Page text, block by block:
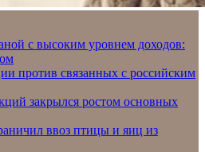
с высоким уровнем доходов:
против связанных с российским
закрылся ростом основных
ввоз птицы и яиц из